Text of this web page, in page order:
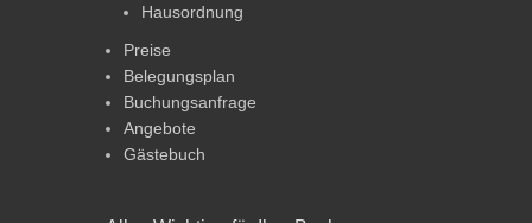
Hausordnung
Preise
Belegungsplan
Buchungsanfrage
Angebote
Gästebuch